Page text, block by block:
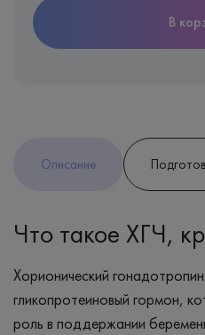
В
Описание
Что такое ХГЧ,
Хорионический
гликопротеиновый гормон,
роль в поддержании